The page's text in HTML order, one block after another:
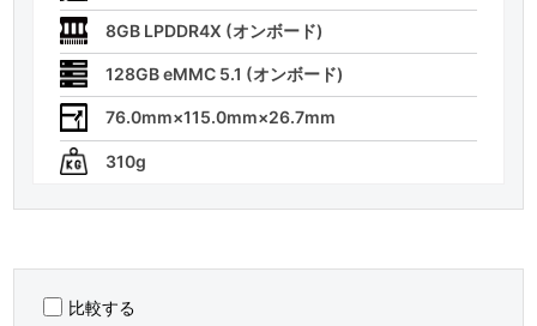
8GB LPDDR4X (オンボード)
128GB eMMC 5.1 (オンボード)
76.0mm×115.0mm×26.7mm
310g
比較する